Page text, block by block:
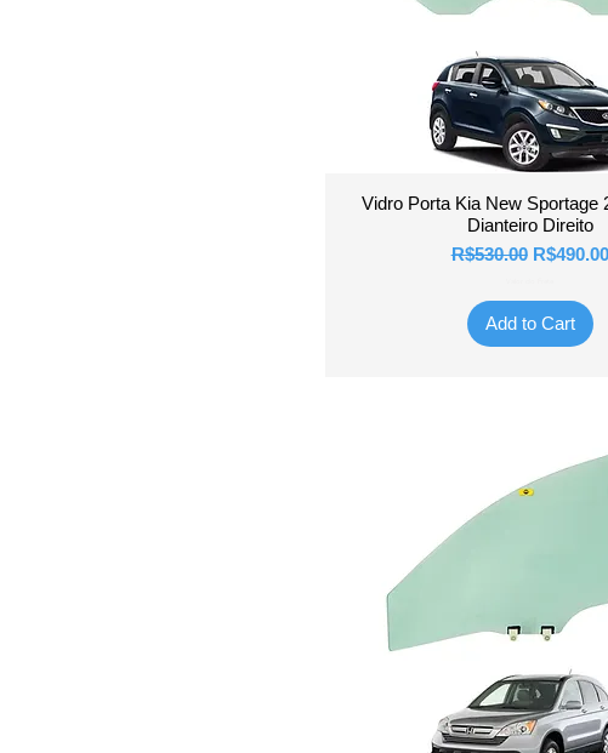
Quick View
Vidro Porta Kia New Sportage
Dianteiro Direito
Regular Price
R$530.00 Sale Price
R$490.00
Add to Cart